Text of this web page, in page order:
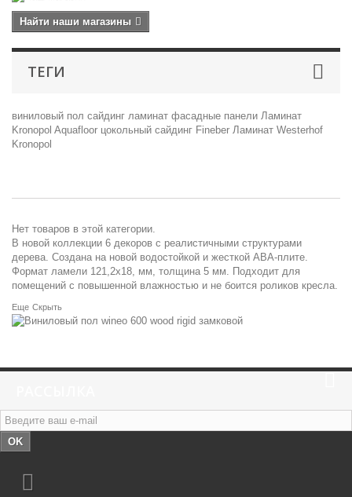
Найти наши магазины
ТЕГИ
виниловый пол сайдинг ламинат фасадные панели Ламинат
Kronopol Aquafloor цокольный сайдинг Fineber Ламинат Westerhof
Kronopol
Нет товаров в этой категории.
В новой коллекции 6 декоров с реалистичными структурами
дерева. Создана на новой водостойкой и жесткой ABA-плите.
Формат ламели 121,2х18, мм, толщина 5 мм. Подходит для
помещений с повышенной влажностью и не боится роликов кресла.
Еще Скрыть
OK